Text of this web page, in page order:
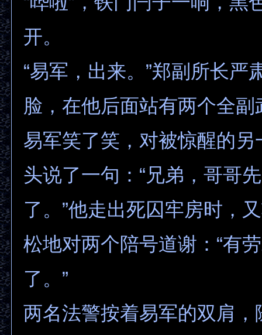
开。
“易军，出来。”郑副所长严
脸，在他后面站有两个全
易军笑了笑，对被惊醒的另
头说了一句：“兄弟，哥哥
了。”他走出死囚牢房时，
松地对两个陪号道谢：“有
了。”
两名法警按着易军的双肩，